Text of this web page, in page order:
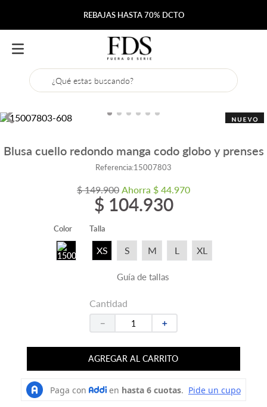
REBAJAS HASTA 70% DCTO
¿Qué estas buscando?
Blusa cuello redondo manga codo globo y prenses
Referencia:15007803
$ 149.900 Ahorra $ 44.970
$ 104.930
Color Talla
XS S M L XL
Guía de tallas
Cantidad
＋
－
AGREGAR AL CARRITO